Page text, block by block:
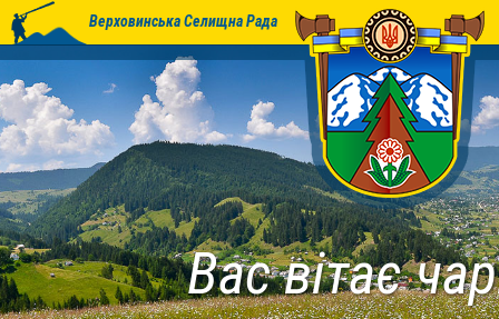
Верховинська Селищна Рада
Вас вітає